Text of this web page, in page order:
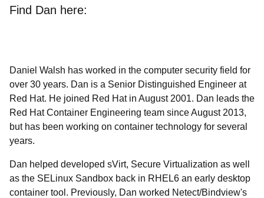
Find Dan here:
Daniel Walsh has worked in the computer security field for
over 30 years. Dan is a Senior Distinguished Engineer at
Red Hat. He joined Red Hat in August 2001. Dan leads the
Red Hat Container Engineering team since August 2013,
but has been working on container technology for several
years.
Dan helped developed sVirt, Secure Virtualization as well
as the SELinux Sandbox back in RHEL6 an early desktop
container tool. Previously, Dan worked Netect/Bindview's